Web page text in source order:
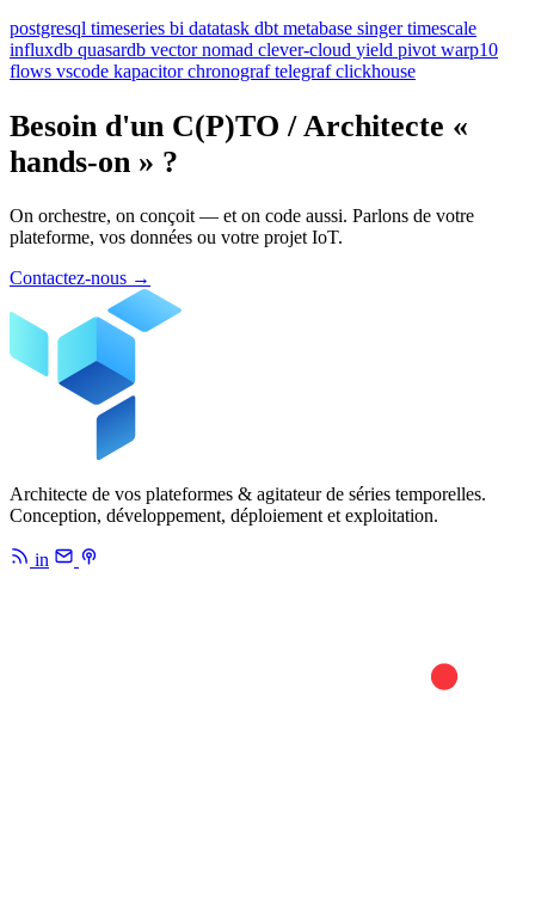
postgresql timeseries bi datatask dbt metabase singer timescale
influxdb quasardb vector nomad clever-cloud yield pivot warp10
flows vscode kapacitor chronograf telegraf clickhouse
Besoin d'un C(P)TO / Architecte «
hands-on » ?
On orchestre, on conçoit — et on code aussi. Parlons de votre
plateforme, vos données ou votre projet IoT.
Contactez-nous →
Architecte de vos plateformes & agitateur de séries temporelles.
Conception, développement, déploiement et exploitation.
in